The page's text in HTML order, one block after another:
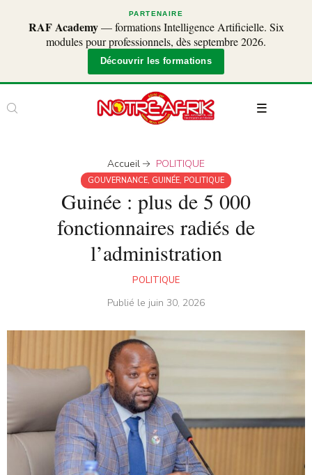
PARTENAIRE
RAF Academy— formations Intelligence Artificielle. Six
modules pour professionnels, dès septembre 2026.
Découvrir les formations
Accueil POLITIQUE
GOUVERNANCE, GUINÉE, POLITIQUE
Guinée : plus de 5 000
fonctionnaires radiés de
l’administration
POLITIQUE
Publié le juin 30, 2026